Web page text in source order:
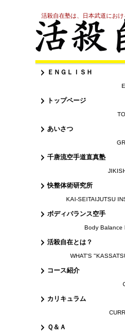
活殺自在塾は、日本武道にお
ＥＮＧＬＩＳＨ
トップページ
あいさつ
千唐流空手道直真塾
KAI-SEITAIJUTSU
快整体術研究所
Body Balance
ボディバランス空手
WHAT'S
活殺自在とは？
コース紹介
カリキュラム
Ｑ＆Ａ